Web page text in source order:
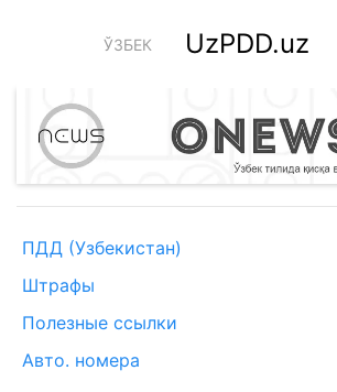
ЎЗБЕК UzPDD.uz
ПДД (Узбекистан)
Штрафы
Полезные ссылки
Авто. номера